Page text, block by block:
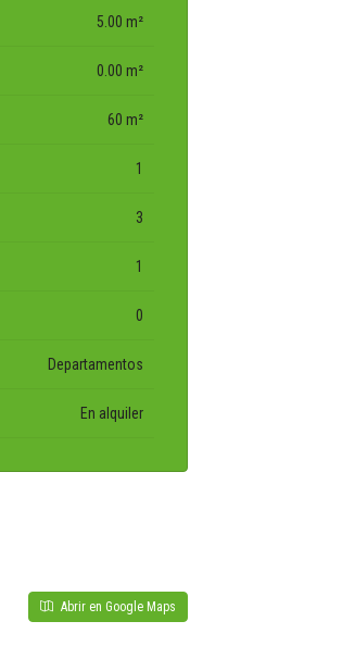
5.00 m²
0.00 m²
60 m²
1
3
1
0
Departamentos
En alquiler
Abrir en Google Maps